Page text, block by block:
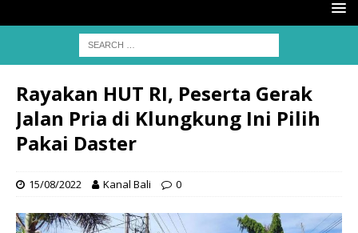
Rayakan HUT RI, Peserta Gerak
Jalan Pria di Klungkung Ini Pilih
Pakai Daster
15/08/2022 Kanal Bali 0